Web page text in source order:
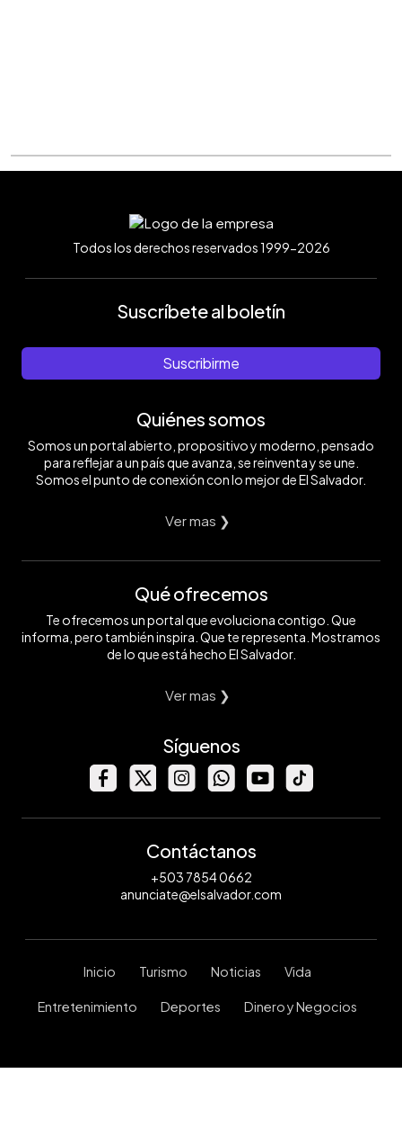
Todos los derechos reservados 1999-2026
Suscríbete al boletín
Suscribirme
Quiénes somos
Somos un portal abierto, propositivo y moderno, pensado
para reflejar a un país que avanza, se reinventa y se une.
Somos el punto de conexión con lo mejor de El Salvador.
Ver mas ❯
Qué ofrecemos
Te ofrecemos un portal que evoluciona contigo. Que
informa, pero también inspira. Que te representa. Mostramos
de lo que está hecho El Salvador.
Ver mas ❯
Síguenos
Contáctanos
+503 7854 0662
anunciate@elsalvador.com
Inicio Turismo Noticias Vida
Entretenimiento Deportes Dinero y Negocios